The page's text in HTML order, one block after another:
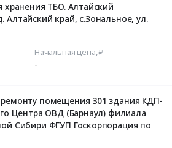
хранения ТБО. Алтайский
край, с.Зональное, ул.
Начальная цена, ₽
-
помещения 301 здания КДП-
Центра ОВД (Барнаул) филиала
Сибири ФГУП Госкорпорация по